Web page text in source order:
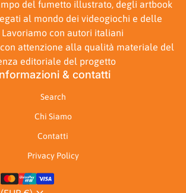
del fumetto illustrato, degli artbook
al mondo dei videogiochi e delle
con autori italiani
attenzione alla qualità materiale del
editoriale del progetto
& contatti
Search
Chi Siamo
Contatti
Privacy Policy